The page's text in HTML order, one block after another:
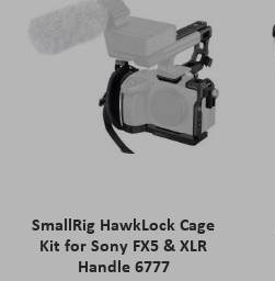
SmallRig HawkLock Cage
Kit for Sony FX5 & XLR
Handle 6777